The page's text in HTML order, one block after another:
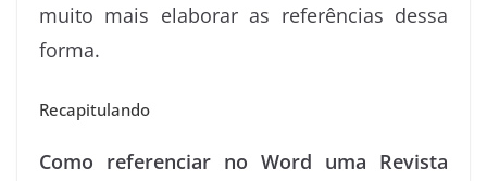
muito mais elaborar as referências dessa
forma.
Recapitulando
Como referenciar no Word uma Revista